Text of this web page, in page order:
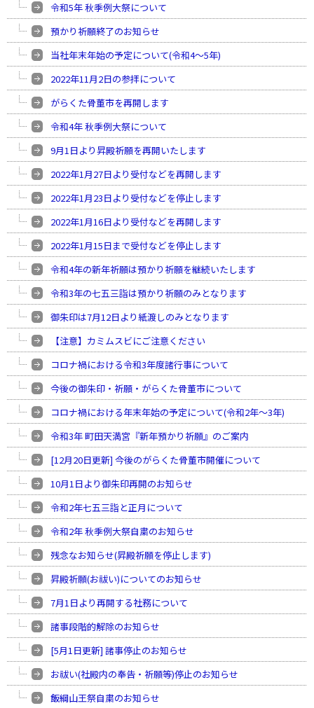
令和5年 秋季例大祭について
預かり祈願終了のお知らせ
当社年末年始の予定について(令和4〜5年)
2022年11月2日の参拝について
がらくた骨董市を再開します
令和4年 秋季例大祭について
9月1日より昇殿祈願を再開いたします
2022年1月27日より受付などを再開します
2022年1月23日より受付などを停止します
2022年1月16日より受付などを再開します
2022年1月15日まで受付などを停止します
令和4年の新年祈願は預かり祈願を継続いたします
令和3年の七五三詣は預かり祈願のみとなります
御朱印は7月12日より紙渡しのみとなります
【注意】カミムスビにご注意ください
コロナ禍における令和3年度諸行事について
今後の御朱印・祈願・がらくた骨董市について
コロナ禍における年末年始の予定について(令和2年〜3年)
令和3年 町田天満宮『新年預かり祈願』のご案内
[12月20日更新] 今後のがらくた骨董市開催について
10月1日より御朱印再開のお知らせ
令和2年七五三詣と正月について
令和2年 秋季例大祭自粛のお知らせ
残念なお知らせ(昇殿祈願を停止します)
昇殿祈願(お祓い)についてのお知らせ
7月1日より再開する社務について
諸事段階的解除のお知らせ
[5月1日更新] 諸事停止のお知らせ
お祓い(社殿内の奉告・祈願等)停止のお知らせ
飯綱山王祭自粛のお知らせ